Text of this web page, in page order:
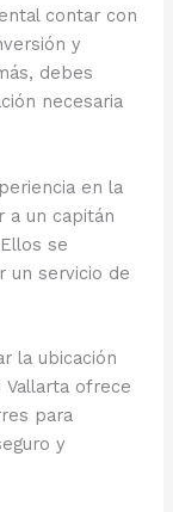
contar con
y
debes
necesaria
en la
a un capitán
se
un servicio de
la ubicación
ofrece
para
y